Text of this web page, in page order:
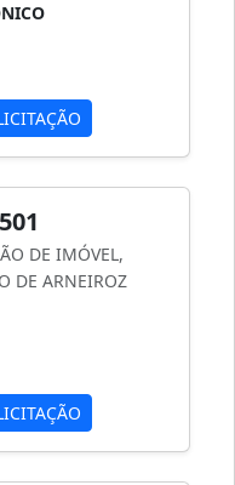
DE IMÓVEL,
DE ARNEIROZ